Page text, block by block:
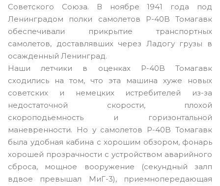
Советского Союза. В ноябре 1941 года под
Ленинградом полки самолетов P-40B Томагавк
обеспечивали прикрытие транспортных
самолетов, доставлявших через Ладогу грузы в
осажденный Ленинград.
Наши летчики в оценках P-40B Томагавк
сходились на том, что эта машина хуже новых
советских и немецких истребителей из-за
недостаточной скорости, плохой
скороподьемность и горизонтальной
маневренности. Но у самолетов P-40B Томагавк
была удобная кабина с хорошим обзором, фонарь
хорошей прозрачности с устройством аварийного
сброса, мощное вооружение (секундный залп
вдвое превышал МиГ-3), приемнопередающая